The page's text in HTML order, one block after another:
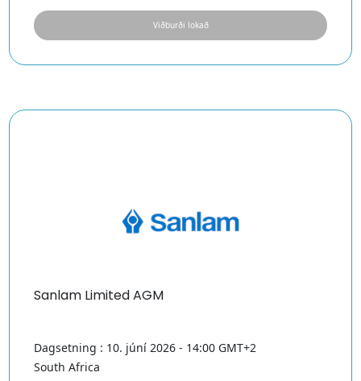
Viðburði lokað
Sanlam Limited AGM
Dagsetning : 10. júní 2026 - 14:00 GMT+2
South Africa